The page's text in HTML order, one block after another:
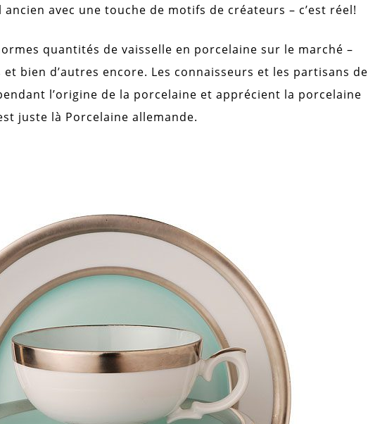
avec une touche de motifs de créateurs – c’est réel!
quantités de vaisselle en porcelaine sur le marché –
bien d’autres encore. Les connaisseurs et les partisans de
l’origine de la porcelaine et apprécient la porcelaine
juste là Porcelaine allemande.